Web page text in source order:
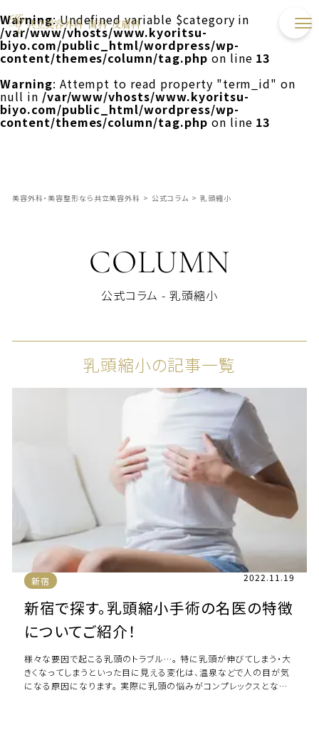
Warning: Undefined variable $category in
/var/www/vhosts/www.kyoritsu-
biyo.com/public_html/wordpress/wp-
content/themes/column/tag.php on line 13
Warning: Attempt to read property "term_id" on
null in /var/www/vhosts/www.kyoritsu-
biyo.com/public_html/wordpress/wp-
content/themes/column/tag.php on line 13
美容外科・美容整形なら共立美容外科 > 公式コラム > 乳頭縮小
COLUMN
公式コラム - 乳頭縮小
乳頭縮小の記事一覧
新宿 2022.11.19
新宿で探す。乳頭縮小手術の名医の特徴
についてご紹介！
様々な要因で起こる乳頭のトラブル…。 特に乳頭が伸びてしまう・大
きくなってしまうといった目に見える変化は、温泉などで人の目が気
になる原因になります。 実際に乳頭の悩みがコンプレックスとなり、